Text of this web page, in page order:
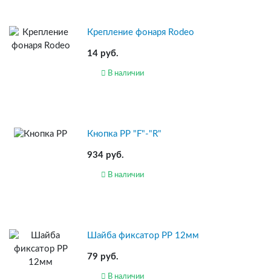
Крепление фонаря Rodeo
14 руб.
В наличии
Кнопка РР "F"-"R"
934 руб.
В наличии
Шайба фиксатор PP 12мм
79 руб.
В наличии